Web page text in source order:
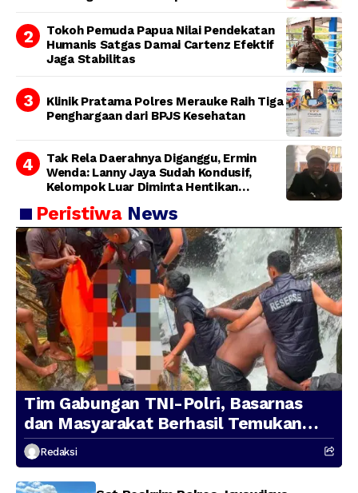
Tokoh Pemuda Papua Nilai Pendekatan
Humanis Satgas Damai Cartenz Efektif
Jaga Stabilitas
Klinik Pratama Polres Merauke Raih Tiga
Penghargaan dari BPJS Kesehatan
Tak Rela Daerahnya Diganggu, Ermin
Wenda: Lanny Jaya Sudah Kondusif,
Kelompok Luar Diminta Hentikan
Peristiwa News
Tim Gabungan TNI-Polri, Basarnas
dan Masyarakat Berhasil Temukan
Presenter TVRI Papua Barat yang
Hilang di Sungai Memti
Redaksi